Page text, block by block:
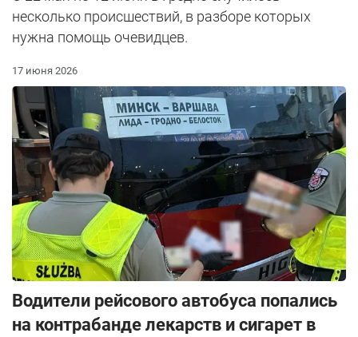
несколько происшествий, в разборе которых
нужна помощь очевидцев.
17 июня 2026
Водители рейсового автобуса попались
на контрабанде лекарств и сигарет в